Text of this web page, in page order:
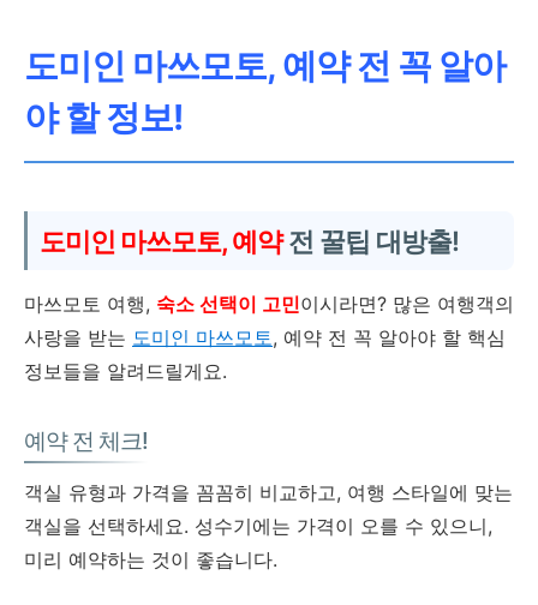
도미인 마쓰모토, 예약 전 꼭 알아
야 할 정보!
도미인 마쓰모토, 예약전 꿀팁 대방출!
마쓰모토 여행, 숙소 선택이 고민이시라면? 많은 여행객의
사랑을 받는 도미인 마쓰모토, 예약 전 꼭 알아야 할 핵심
정보들을 알려드릴게요.
예약 전 체크!
객실 유형과 가격을 꼼꼼히 비교하고, 여행 스타일에 맞는
객실을 선택하세요. 성수기에는 가격이 오를 수 있으니,
미리 예약하는 것이 좋습니다.